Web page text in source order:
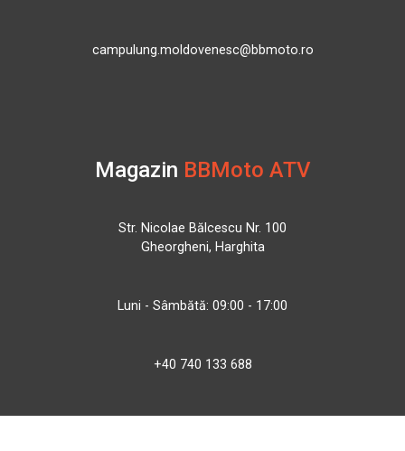
campulung.moldovenesc@bbmoto.ro
Magazin BBMoto ATV
Str. Nicolae Bălcescu Nr. 100
Gheorgheni, Harghita
Luni - Sâmbătă: 09:00 - 17:00
+40 740 133 688